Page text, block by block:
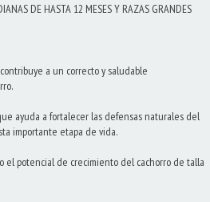
DE HASTA 12 MESES Y RAZAS GRANDES
a un correcto y saludable
ayuda a fortalecer las defensas naturales del
importante etapa de vida.
el potencial de crecimiento del cachorro de talla